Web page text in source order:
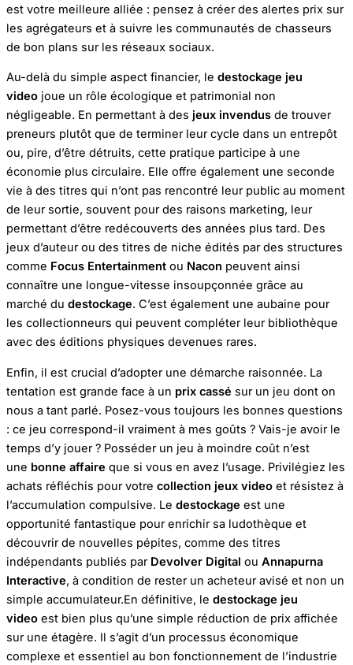
est votre meilleure alliée : pensez à créer des alertes prix sur
les agrégateurs et à suivre les communautés de chasseurs
de bon plans sur les réseaux sociaux.
Au-delà du simple aspect financier, le destockage jeu
video joue un rôle écologique et patrimonial non
négligeable. En permettant à des jeux invendus de trouver
preneurs plutôt que de terminer leur cycle dans un entrepôt
ou, pire, d’être détruits, cette pratique participe à une
économie plus circulaire. Elle offre également une seconde
vie à des titres qui n’ont pas rencontré leur public au moment
de leur sortie, souvent pour des raisons marketing, leur
permettant d’être redécouverts des années plus tard. Des
jeux d’auteur ou des titres de niche édités par des structures
comme Focus Entertainment ou Nacon peuvent ainsi
connaître une longue-vitesse insoupçonnée grâce au
marché du destockage. C’est également une aubaine pour
les collectionneurs qui peuvent compléter leur bibliothèque
avec des éditions physiques devenues rares.
Enfin, il est crucial d’adopter une démarche raisonnée. La
tentation est grande face à un prix cassé sur un jeu dont on
nous a tant parlé. Posez-vous toujours les bonnes questions
: ce jeu correspond-il vraiment à mes goûts ? Vais-je avoir le
temps d’y jouer ? Posséder un jeu à moindre coût n’est
une bonne affaire que si vous en avez l’usage. Privilégiez les
achats réfléchis pour votre collection jeux video et résistez à
l’accumulation compulsive. Le destockage est une
opportunité fantastique pour enrichir sa ludothèque et
découvrir de nouvelles pépites, comme des titres
indépendants publiés par Devolver Digital ou Annapurna
Interactive, à condition de rester un acheteur avisé et non un
simple accumulateur.En définitive, le destockage jeu
video est bien plus qu’une simple réduction de prix affichée
sur une étagère. Il s’agit d’un processus économique
complexe et essentiel au bon fonctionnement de l’industrie